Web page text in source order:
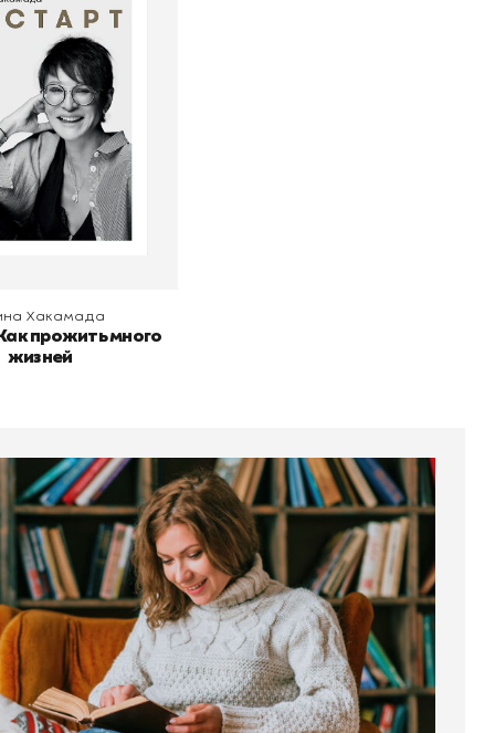
Как прожить
жизней
Ирина Хакамада
Альпина
корзину
Хакамада
прожить много
жизней